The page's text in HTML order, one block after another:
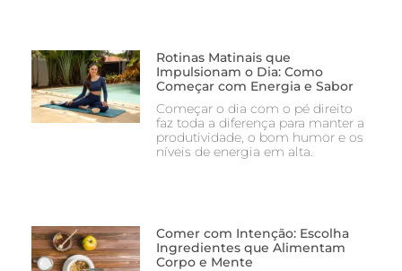
Rotinas Matinais que
Impulsionam o Dia: Como
Começar com Energia e Sabor
Começar o dia com o pé direito
faz toda a diferença para manter a
produtividade, o bom humor e os
níveis de energia em alta.
Comer com Intenção: Escolha
Ingredientes que Alimentam
Corpo e Mente